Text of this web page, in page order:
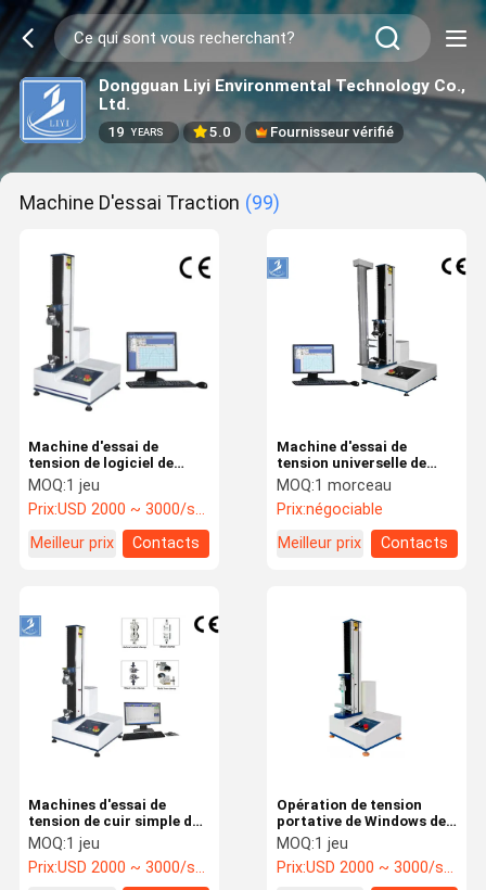
Dongguan Liyi Environmental Technology Co.,
Ltd.
19 YEARS 5.0 Fournisseur vérifié
Machine D'essai Traction (99)
Machine d'essai de
tension de logiciel de
gestion par ordinateur
MOQ:1 jeu
Prix:USD 2000 ~ 3000/set
Meilleur prix
Contacts
Machine d'essai de
tension universelle de
force
MOQ:1 morceau
Prix:négociable
Meilleur prix
Contacts
Machines d'essai de
tension de cuir simple de
colonne 2KN avec
l'affichage de micro-
ordinateur
MOQ:1 jeu
Prix:USD 2000 ~ 3000/set
Opération de tension
portative de Windows de
machine d'essai
d'ordinateur d'AC220 V
MOQ:1 jeu
Prix:USD 2000 ~ 3000/set